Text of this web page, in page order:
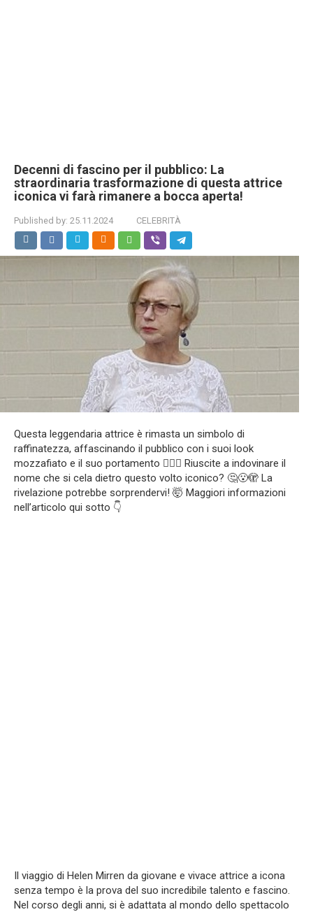
Decenni di fascino per il pubblico: La
straordinaria trasformazione di questa attrice
iconica vi farà rimanere a bocca aperta!
Published by: 25.11.2024 CELEBRITÀ
Questa leggendaria attrice è rimasta un simbolo di
raffinatezza, affascinando il pubblico con i suoi look
mozzafiato e il suo portamento ❤️‍🔥🔥 Riuscite a indovinare il
nome che si cela dietro questo volto iconico? 🤔😮🫣 La
rivelazione potrebbe sorprendervi! 🤯 Maggiori informazioni
nell’articolo qui sotto 👇
Il viaggio di Helen Mirren da giovane e vivace attrice a icona
senza tempo è la prova del suo incredibile talento e fascino.
Nel corso degli anni, si è adattata al mondo dello spettacolo